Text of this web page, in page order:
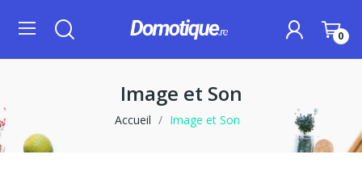
0
Image et Son
Accueil Image et Son